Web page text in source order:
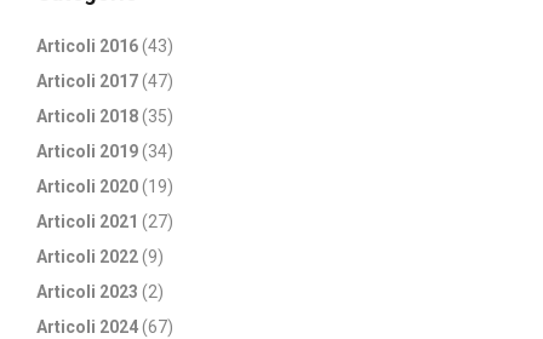
Articoli 2016(43)
Articoli 2017(47)
Articoli 2018(35)
Articoli 2019(34)
Articoli 2020(19)
Articoli 2021 (27)
Articoli 2022(9)
Articoli 2023 (2)
Articoli 2024(67)